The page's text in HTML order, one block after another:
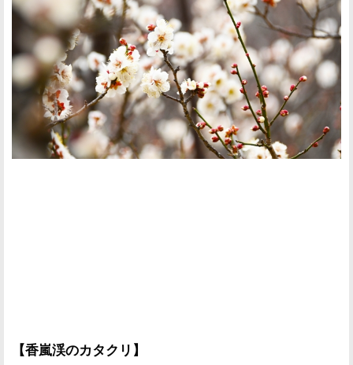
【香嵐渓のカタクリ】